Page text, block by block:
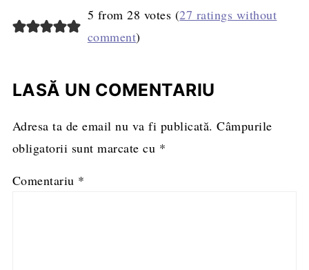
5 from 28 votes (27 ratings without
comment)
LASĂ UN COMENTARIU
Adresa ta de email nu va fi publicată. Câmpurile
obligatorii sunt marcate cu *
Comentariu *